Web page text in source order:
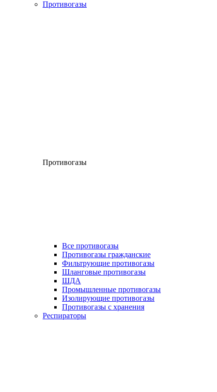
Противогазы
Противогазы
Все противогазы
Противогазы гражданские
Фильтрующие противогазы
Шланговые противогазы
ШДА
Промышленные противогазы
Изолирующие противогазы
Противогазы с хранения
Респираторы